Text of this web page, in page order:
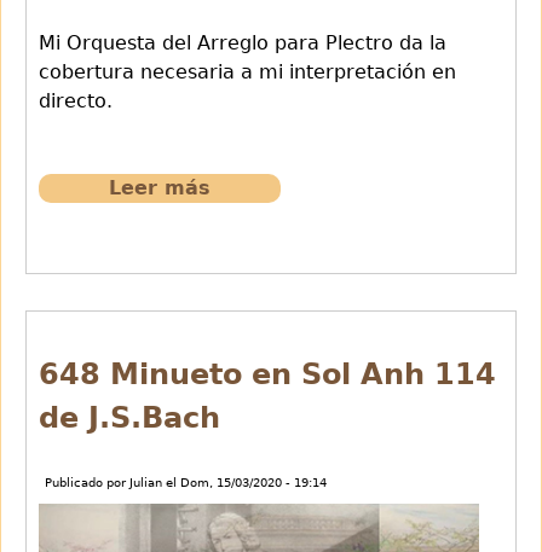
Mi Orquesta del Arreglo para Plectro da la
cobertura necesaria a mi interpretación en
directo.
Leer más
Sinfonia.Tchaikovsky
648 Minueto en Sol Anh 114
de J.S.Bach
Publicado por Julian el Dom, 15/03/2020 - 19:14